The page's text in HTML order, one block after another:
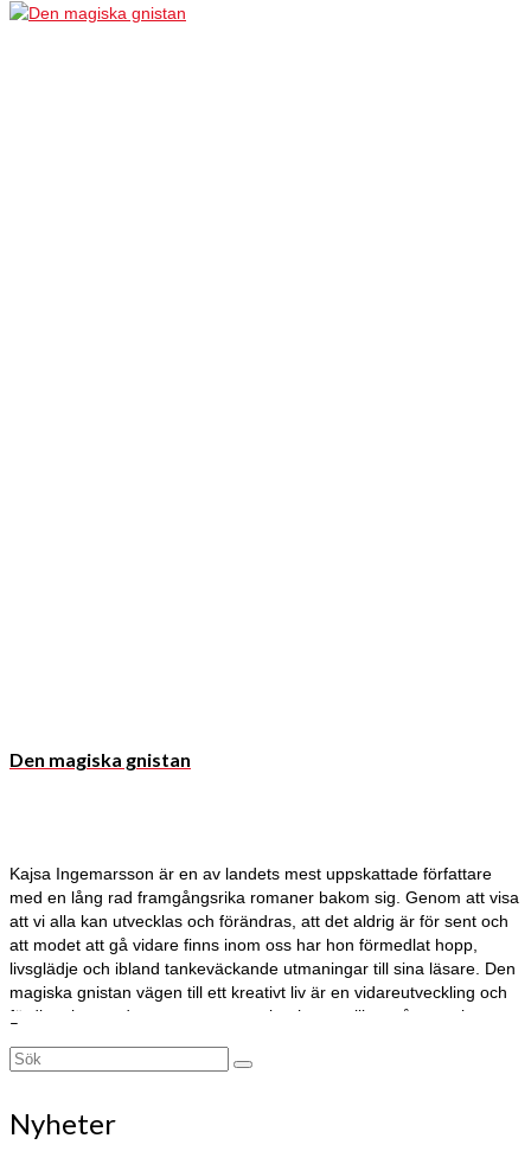
Den magiska gnistan
Kajsa Ingemarsson är en av landets mest uppskattade författare
med en lång rad framgångsrika romaner bakom sig. Genom att visa
att vi alla kan utvecklas och förändras, att det aldrig är för sent och
att modet att gå vidare finns inom oss har hon förmedlat hopp,
livsglädje och ibland tankeväckande utmaningar till sina läsare. Den
magiska gnistan vägen till ett kreativt liv är en vidareutveckling och
fördjupning av dessa teman som gjort henne till en så omtyckt
–
Search
Nyheter